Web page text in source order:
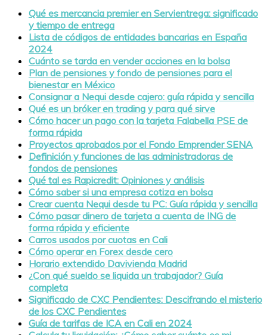
Qué es mercancia premier en Servientrega: significado
y tiempo de entrega
Lista de códigos de entidades bancarias en España
2024
Cuánto se tarda en vender acciones en la bolsa
Plan de pensiones y fondo de pensiones para el
bienestar en México
Consignar a Nequi desde cajero: guía rápida y sencilla
Qué es un bróker en trading y para qué sirve
Cómo hacer un pago con la tarjeta Falabella PSE de
forma rápida
Proyectos aprobados por el Fondo Emprender SENA
Definición y funciones de las administradoras de
fondos de pensiones
Qué tal es Rapicredit: Opiniones y análisis
Cómo saber si una empresa cotiza en bolsa
Crear cuenta Nequi desde tu PC: Guía rápida y sencilla
Cómo pasar dinero de tarjeta a cuenta de ING de
forma rápida y eficiente
Carros usados por cuotas en Cali
Cómo operar en Forex desde cero
Horario extendido Davivienda Madrid
¿Con qué sueldo se liquida un trabajador? Guía
completa
Significado de CXC Pendientes: Descifrando el misterio
de los CXC Pendientes
Guía de tarifas de ICA en Cali en 2024